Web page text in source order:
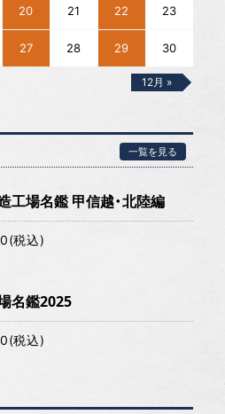
20 21 22 23
27 28 29 30
12月 »
一覧を見る
工場名鑑 甲信越・北陸編
税込)
名鑑2025
税込)